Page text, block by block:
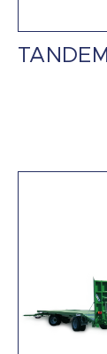
TANDEM